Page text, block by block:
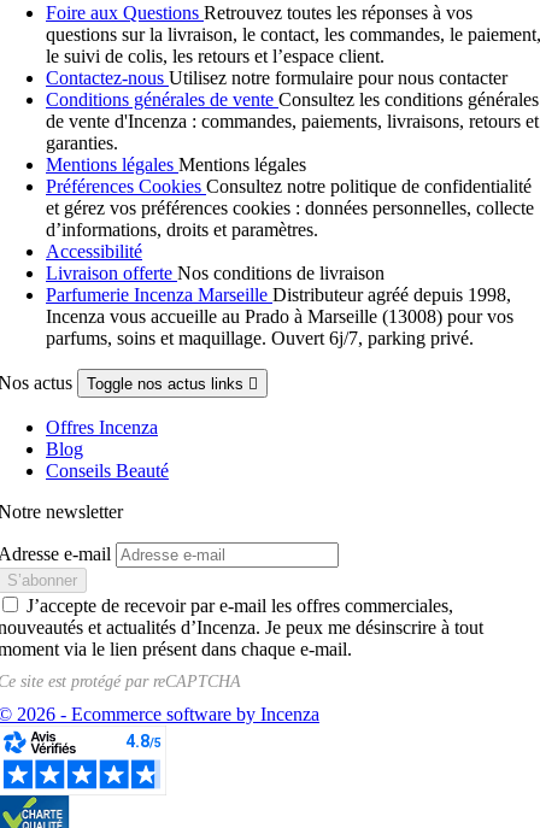
Foire aux Questions Retrouvez toutes les réponses à vos
questions sur la livraison, le contact, les commandes, le paiement,
le suivi de colis, les retours et l’espace client.
Contactez-nous Utilisez notre formulaire pour nous contacter
Conditions générales de vente Consultez les conditions générales
de vente d'Incenza : commandes, paiements, livraisons, retours et
garanties.
Mentions légales Mentions légales
Préférences Cookies Consultez notre politique de confidentialité
et gérez vos préférences cookies : données personnelles, collecte
d’informations, droits et paramètres.
Accessibilité
Livraison offerte Nos conditions de livraison
Parfumerie Incenza Marseille Distributeur agréé depuis 1998,
Incenza vous accueille au Prado à Marseille (13008) pour vos
parfums, soins et maquillage. Ouvert 6j/7, parking privé.
actus Toggle nos actus links 
Offres Incenza
Blog
Conseils Beauté
newsletter
e-mail
J’accepte de recevoir par e-mail les offres commerciales,
et actualités d’Incenza. Je peux me désinscrire à tout
via le lien présent dans chaque e-mail.
site est protégé parreCAPTCHA
2026 - Ecommerce software by Incenza